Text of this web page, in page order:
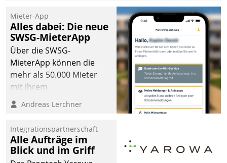
Mieter-App
Alles dabei: Die neue
SWSG-MieterApp
Über die SWSG-
MieterApp können die
mehr als 50.000 Mieter
mit ihrem
Wohnungsunternehmen
kommunizieren, auf dem
einsehen und ändern
oder
Schadensmeldungen
Andreas Lerchner
Integrationspartnerschaft
Alle Aufträge im
Blick und im Griff